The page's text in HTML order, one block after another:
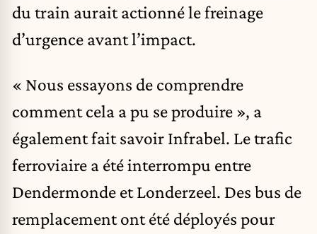
du train aurait actionné le freinage
d’urgence avant l’impact.
« Nous essayons de comprendre
comment cela a pu se produire », a
également fait savoir Infrabel. Le trafic
ferroviaire a été interrompu entre
Dendermonde et Londerzeel. Des bus de
remplacement ont été déployés pour